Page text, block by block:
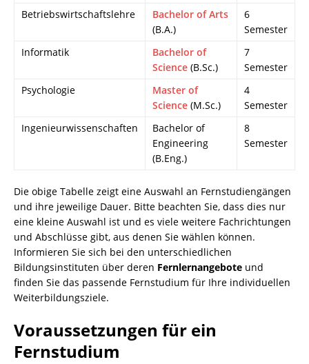
Betriebswirtschaftslehre
Bachelor of Arts
(B.A.)
6
Semester
Informatik
Bachelor of
Science (B.Sc.)
7
Semester
Psychologie
Master of
Science (M.Sc.)
4
Semester
Ingenieurwissenschaften
Bachelor of
Engineering
(B.Eng.)
8
Semester
Die obige Tabelle zeigt eine Auswahl an Fernstudiengängen
und ihre jeweilige Dauer. Bitte beachten Sie, dass dies nur
eine kleine Auswahl ist und es viele weitere Fachrichtungen
und Abschlüsse gibt, aus denen Sie wählen können.
Informieren Sie sich bei den unterschiedlichen
Bildungsinstituten über deren Fernlernangebote und
finden Sie das passende Fernstudium für Ihre individuellen
Weiterbildungsziele.
Voraussetzungen für ein
Fernstudium